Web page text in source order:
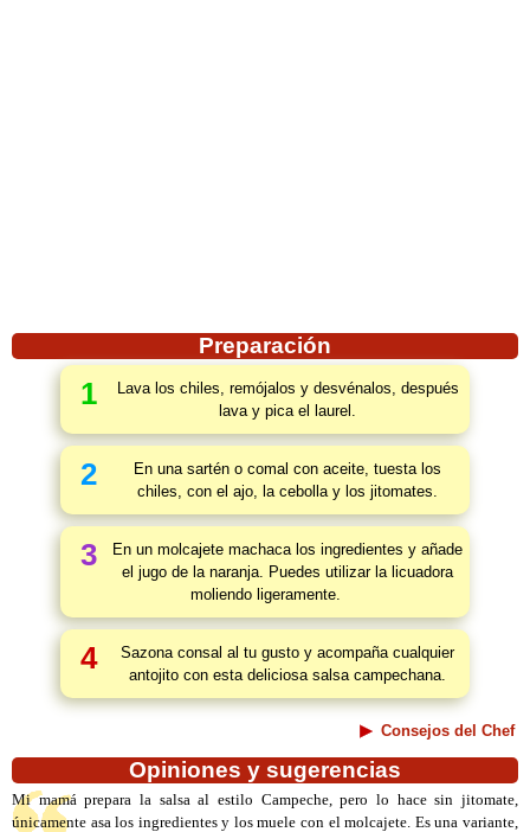
Preparación
1
Lava los chiles, remójalos y desvénalos, después
lava y pica el laurel.
2
En una sartén o comal con aceite, tuesta los
chiles, con el ajo, la cebolla y los jitomates.
3
En un molcajete machaca los ingredientes y añade
el jugo de la naranja. Puedes utilizar la licuadora
moliendo ligeramente.
4
Sazona consal al tu gusto y acompaña cualquier
antojito con esta deliciosa salsa campechana.
Consejos del Chef
Opiniones y sugerencias
Mi mamá prepara la salsa al estilo Campeche, pero lo hace sin jitomate,
únicamente asa los ingredientes y los muele con el molcajete. Es una variante,